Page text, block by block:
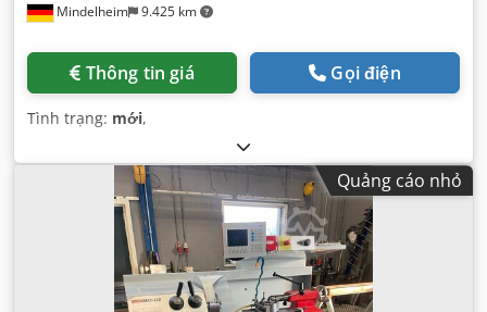
Mindelheim 9.425 km
Thông tin giá Gọi điện
Tình trạng: mới,
Quảng cáo nhỏ